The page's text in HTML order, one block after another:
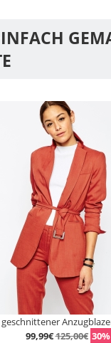
geschnittener
99,99€125,00€ 30%